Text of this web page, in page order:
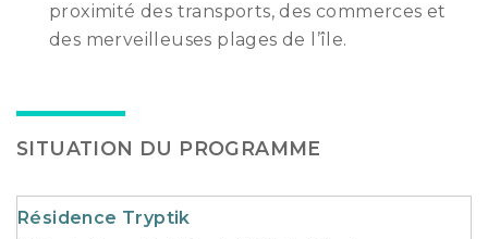
proximité des transports, des commerces et
des merveilleuses plages de l’île.
SITUATION DU PROGRAMME
Résidence Tryptik